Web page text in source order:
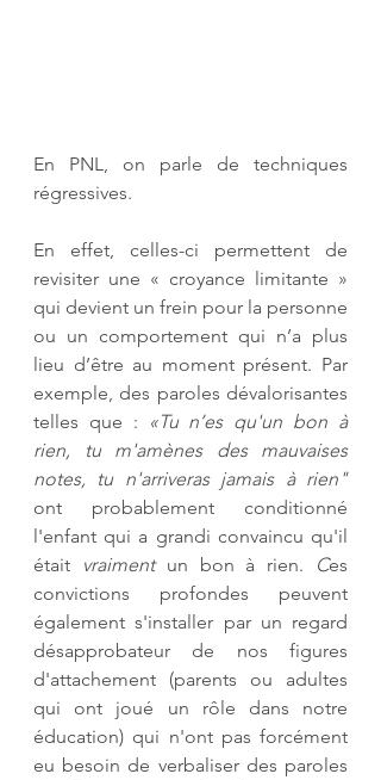
En PNL, on parle de techniques
régressives.
En effet, celles-ci permettent de
revisiter une « croyance limitante »
qui devient un frein pour la personne
ou un comportement qui n’a plus
lieu d’être au moment présent. Par
exemple, des paroles dévalorisantes
telles que :
«Tu n’es qu'un bon à
rien, tu m'amènes des mauvaises
notes, tu n'arriveras jamais à rien"
ont probablement conditionné
l'enfant qui a grandi convaincu qu'il
était
vraiment un bon à rien. Ces
convictions profondes peuvent
également s'installer par un regard
désapprobateur de nos figures
d'attachement (parents ou adultes
qui ont joué un rôle dans notre
éducation) qui n'ont pas forcément
eu besoin de verbaliser des paroles